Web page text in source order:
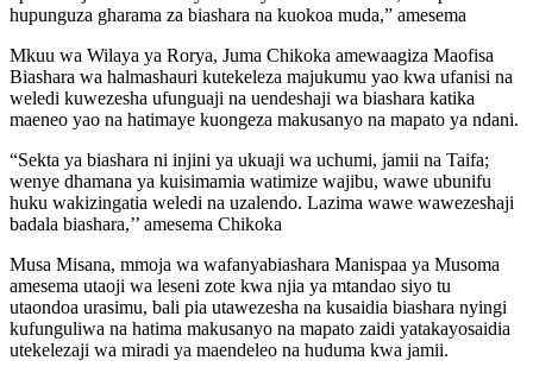
hupunguza gharama za biashara na kuokoa muda,” amesema
Mkuu wa Wilaya ya Rorya, Juma Chikoka amewaagiza Maofisa
Biashara wa halmashauri kutekeleza majukumu yao kwa ufanisi na
weledi kuwezesha ufunguaji na uendeshaji wa biashara katika
maeneo yao na hatimaye kuongeza makusanyo na mapato ya ndani.
“Sekta ya biashara ni injini ya ukuaji wa uchumi, jamii na Taifa;
wenye dhamana ya kuisimamia watimize wajibu, wawe ubunifu
huku wakizingatia weledi na uzalendo. Lazima wawe wawezeshaji
badala biashara,’’ amesema Chikoka
Musa Misana, mmoja wa wafanyabiashara Manispaa ya Musoma
amesema utaoji wa leseni zote kwa njia ya mtandao siyo tu
utaondoa urasimu, bali pia utawezesha na kusaidia biashara nyingi
kufunguliwa na hatima makusanyo na mapato zaidi yatakayosaidia
utekelezaji wa miradi ya maendeleo na huduma kwa jamii.